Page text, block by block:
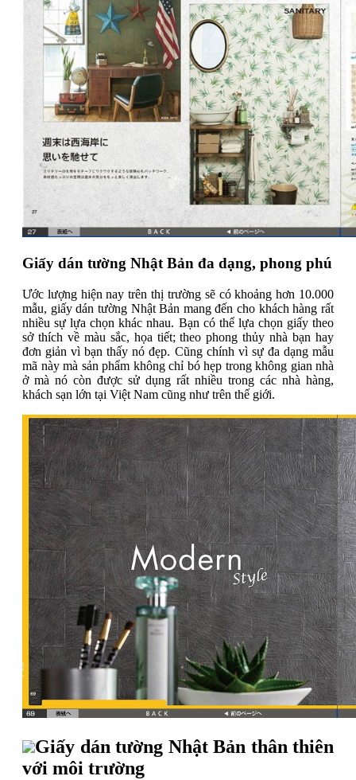
Giấy dán tường Nhật Bản đa dạng, phong phú
Ước lượng hiện nay trên thị trường sẽ có khoảng hơn 10.000
mẫu, giấy dán tường Nhật Bản mang đến cho khách hàng rất
nhiều sự lựa chọn khác nhau. Bạn có thể lựa chọn giấy theo
sở thích về màu sắc, họa tiết; theo phong thủy nhà bạn hay
đơn giản vì bạn thấy nó đẹp. Cũng chính vì sự đa dạng mẫu
mã này mà sản phẩm không chỉ bó hẹp trong không gian nhà
ở mà nó còn được sử dụng rất nhiều trong các nhà hàng,
khách sạn lớn tại Việt Nam cũng như trên thế giới.
Giấy dán tường Nhật Bản thân thiên
với môi trường